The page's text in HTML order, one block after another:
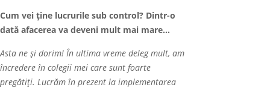
Cum vei ține lucrurile sub control? Dintr-o
dată afacerea va deveni mult mai mare…
Asta ne şi dorim! În ultima vreme deleg mult, am
încredere în colegii mei care sunt foarte
pregătiți. Lucrăm în prezent la implementarea